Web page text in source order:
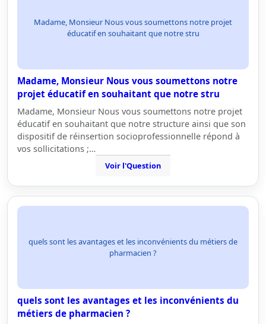
Madame, Monsieur Nous vous soumettons notre projet
éducatif en souhaitant que notre stru
Madame, Monsieur Nous vous soumettons notre
projet éducatif en souhaitant que notre stru
Madame, Monsieur Nous vous soumettons notre projet
éducatif en souhaitant que notre structure ainsi que son
dispositif de réinsertion socioprofessionnelle répond à
vos sollicitations ;…
Voir l'Question
quels sont les avantages et les inconvénients du métiers de
pharmacien ?
quels sont les avantages et les inconvénients du
métiers de pharmacien ?